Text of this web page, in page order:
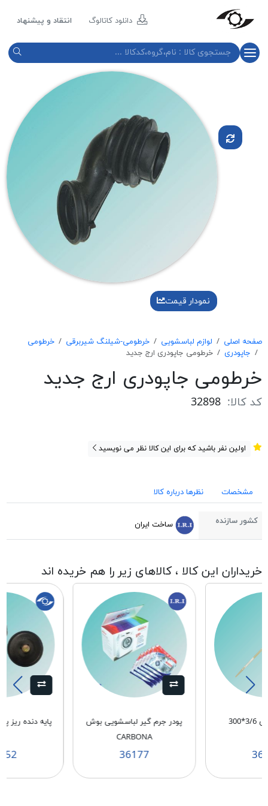
دانلود کاتالوگ انتقاد و پیشنهاد
نمودار قیمت
صفحه اصلی لوازم لباسشویی خرطومی-شیلنگ شیربرقی
خرطومی
جاپودری
خرطومی جاپودری ارج جدید
خرطومی جاپودری ارج جدید
کد کالا: 32898
اولین نفر باشید که برای این کالا نظر می نویسید
مشخصات نظرها درباره کالا
کشور سازنده ساخت ایران
خریداران این کالا ، کالاهای زیر را هم خریده اند
پودر جرم گیر لباسشویی بوش
CARBONA
36177